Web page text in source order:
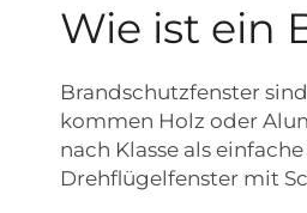
Wie ist ein
Brandschutzfenster
kommen Holz oder
nach Klasse als
Drehflügelfenster mit